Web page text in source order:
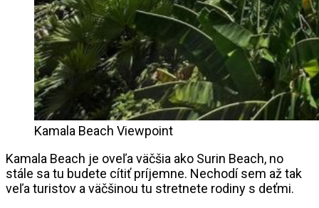
Kamala Beach Viewpoint
Kamala Beach je oveľa väčšia ako Surin Beach, no
stále sa tu budete cítiť príjemne. Nechodí sem až tak
veľa turistov a väčšinou tu stretnete rodiny s deťmi.